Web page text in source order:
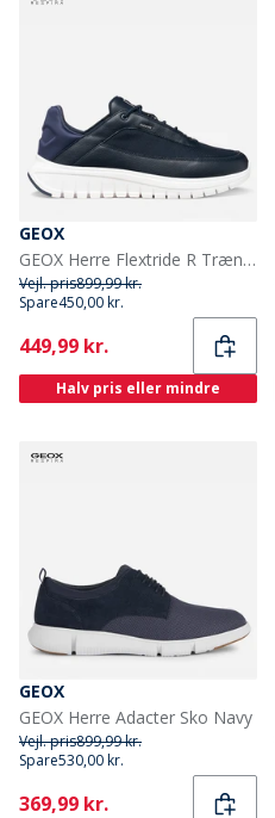
GEOX
GEOX Herre Flextride R Træningssko Navy/Off White
Vejl. pris899,99 kr.
Spare450,00 kr.
Current
449,99 kr.
Halv pris eller mindre
GEOX
GEOX Herre Adacter Sko Navy
Vejl. pris899,99 kr.
Spare530,00 kr.
Current
369,99 kr.